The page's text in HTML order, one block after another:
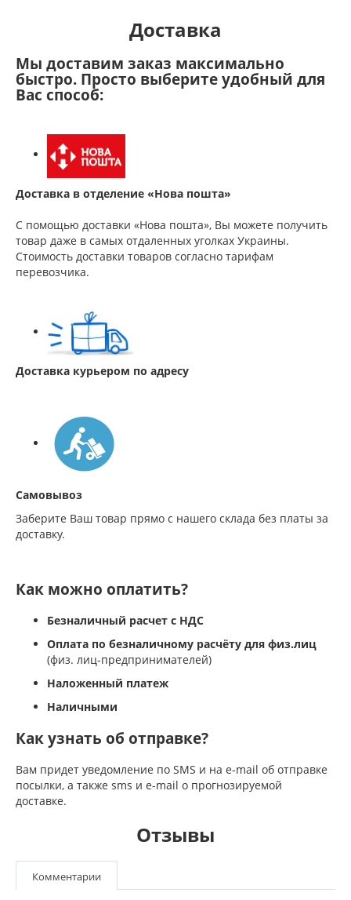
Доставка
Мы доставим заказ максимально
быстро. Просто выберите удобный для
Вас способ:
Доставка в отделение «Нова пошта»
С помощью доставки «Нова пошта», Вы можете получить
товар даже в самых отдаленных уголках Украины.
Стоимость доставки товаров согласно тарифам
перевозчика.
Доставка курьером по адресу
Самовывоз
Заберите Ваш товар прямо с нашего склада без платы за
доставку.
Как можно оплатить?
Безналичный расчет с НДС
Оплата по безналичному расчёту для физ.лиц
(физ. лиц-предпринимателей)
Наложенный платеж
Наличными
Как узнать об отправке?
Вам придет уведомление по SMS и на e-mail об отправке
посылки, а также sms и e-mail о прогнозируемой
доставке.
Отзывы
Комментарии